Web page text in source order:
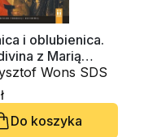
i oblubienica.
z Marią
(CD-
Wons SDS
Do koszyka